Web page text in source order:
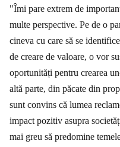
"Îmi pare extrem de
multe perspective. Pe de o
cineva cu care să se
de creare de valoare, o vor
oportunități pentru crearea
altă parte, din păcate din
sunt convins că lumea
impact pozitiv asupra
mai greu să predomine